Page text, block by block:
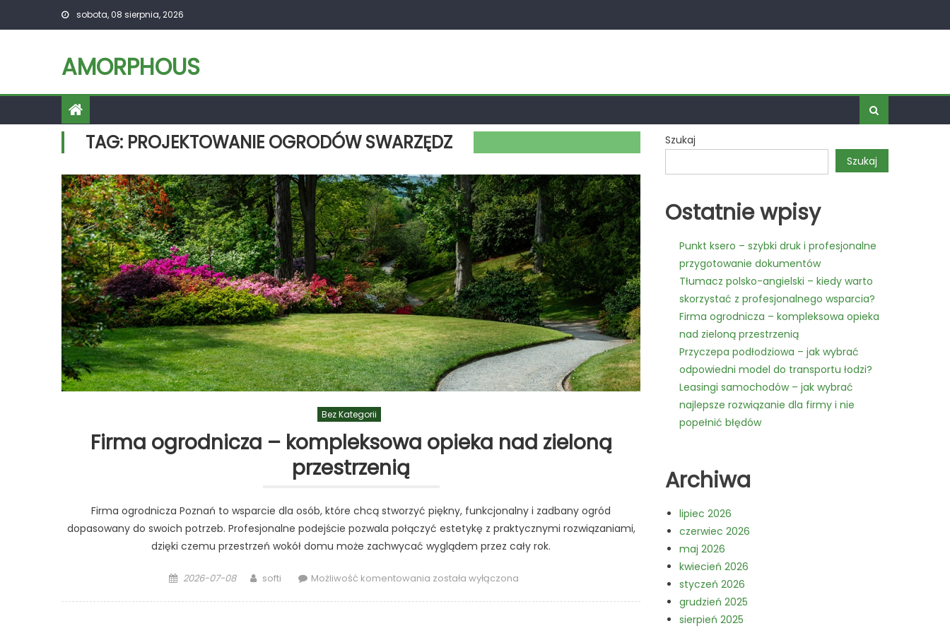
sobota, 08 sierpnia, 2026
AMORPHOUS
TAG: PROJEKTOWANIE OGRODÓW SWARZĘDZ
Bez Kategorii
Firma ogrodnicza – kompleksowa opieka nad zieloną
przestrzenią
Firma ogrodnicza Poznań to wsparcie dla osób, które chcą stworzyć piękny, funkcjonalny i zadbany ogród
dopasowany do swoich potrzeb. Profesjonalne podejście pozwala połączyć estetykę z praktycznymi rozwiązaniami,
dzięki czemu przestrzeń wokół domu może zachwycać wyglądem przez cały rok.
Posted
2026-07-08 Author
softi Możliwość komentowania Firma
została wyłączona
Szukaj
Szukaj
Ostatnie wpisy
Punkt ksero – szybki druk i profesjonalne
przygotowanie dokumentów
Tłumacz polsko-angielski – kiedy warto
skorzystać z profesjonalnego wsparcia?
Firma ogrodnicza – kompleksowa opieka
nad zieloną przestrzenią
Przyczepa podłodziowa – jak wybrać
odpowiedni model do transportu łodzi?
Leasingi samochodów – jak wybrać
najlepsze rozwiązanie dla firmy i nie
popełnić błędów
Archiwa
lipiec 2026
czerwiec 2026
maj 2026
kwiecień 2026
styczeń 2026
grudzień 2025
sierpień 2025